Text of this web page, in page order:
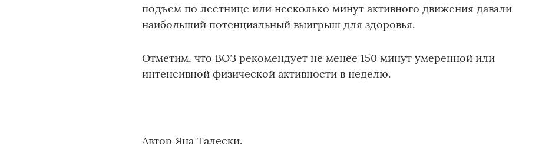
подъем по лестнице или несколько минут активного движения давали
наибольший потенциальный выигрыш для здоровья.
Отметим, что ВОЗ рекомендует не менее 150 минут умеренной или
интенсивной физической активности в неделю.
Автор Яна Талески.